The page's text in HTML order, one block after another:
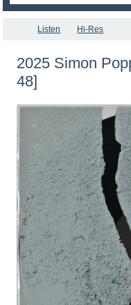
Listen Hi-Res
2025 Simon
48]